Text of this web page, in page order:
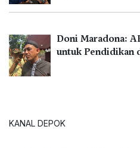
Doni Maradona:
untuk Pendidikan
KANAL DEPOK